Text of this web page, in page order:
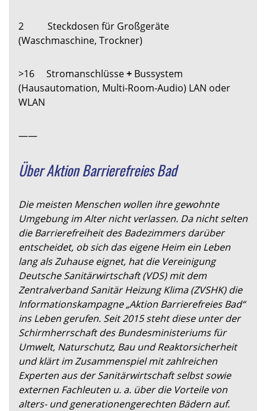
2 Steckdosen für Großgeräte
(Waschmaschine, Trockner)
>16 Stromanschlüsse+ Bussystem
(Hausautomation, Multi-Room-Audio) LAN oder
WLAN
——
Über Aktion Barrierefreies Bad
Die meisten Menschen wollen ihre gewohnte
Umgebung im Alter nicht verlassen. Da nicht selten
die Barrierefreiheit des Badezimmers darüber
entscheidet, ob sich das eigene Heim ein Leben
lang als Zuhause eignet, hat die Vereinigung
Deutsche Sanitärwirtschaft (VDS) mit dem
Zentralverband Sanitär Heizung Klima (ZVSHK) die
Informationskampagne „Aktion Barrierefreies Bad“
ins Leben gerufen. Seit 2015 steht diese unter der
Schirmherrschaft des Bundesministeriums für
Umwelt, Naturschutz, Bau und Reaktorsicherheit
und klärt im Zusammenspiel mit zahlreichen
Experten aus der Sanitärwirtschaft selbst sowie
externen Fachleuten u. a. über die Vorteile von
alters- und generationengerechten Bädern auf.